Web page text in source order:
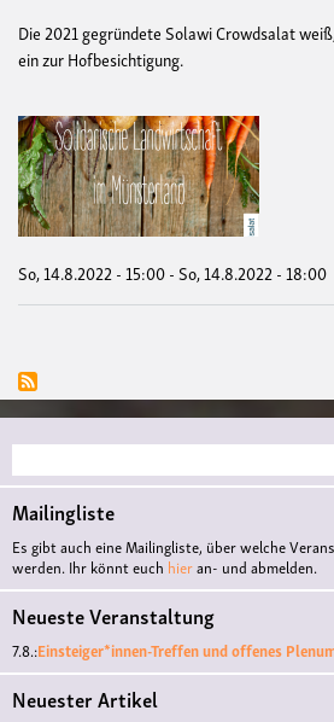
Die 2021 gegründete Solawi Crowdsalat
ein zur Hofbesichtigung.
So, 14.8.2022 - 15:00-So, 14.8.2022 - 18:00
Suche
Mailingliste
Es gibt auch eine Mailingliste, über welche
werden. Ihr könnt euch hieran- und abmelden.
Neueste Veranstaltung
7.8.:Einsteiger*innen-Treffen und offenes
Neuester Artikel